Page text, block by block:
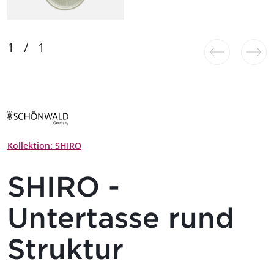
Kollektion: SHIRO
SHIRO -
Untertasse rund
Struktur